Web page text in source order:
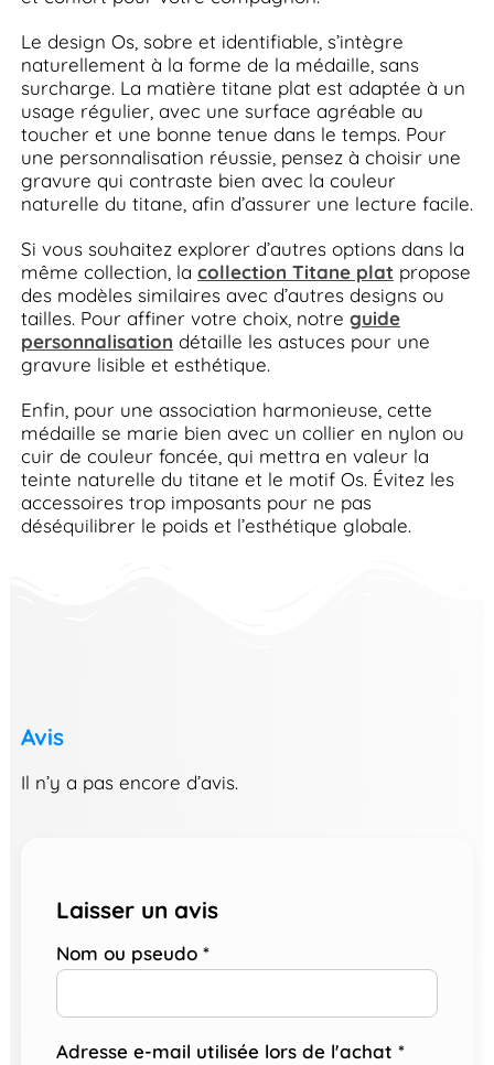
Le design Os, sobre et identifiable, s’intègre
naturellement à la forme de la médaille, sans
surcharge. La matière titane plat est adaptée à un
usage régulier, avec une surface agréable au
toucher et une bonne tenue dans le temps. Pour
une personnalisation réussie, pensez à choisir une
gravure qui contraste bien avec la couleur
naturelle du titane, afin d’assurer une lecture facile.
Si vous souhaitez explorer d’autres options dans la
même collection, la collection Titane plat propose
des modèles similaires avec d’autres designs ou
tailles. Pour affiner votre choix, notre guide
personnalisation détaille les astuces pour une
gravure lisible et esthétique.
Enfin, pour une association harmonieuse, cette
médaille se marie bien avec un collier en nylon ou
cuir de couleur foncée, qui mettra en valeur la
teinte naturelle du titane et le motif Os. Évitez les
accessoires trop imposants pour ne pas
déséquilibrer le poids et l’esthétique globale.
Avis
Il n’y a pas encore d’avis.
Laisser un avis
Nom ou pseudo *
Adresse e-mail utilisée lors de l'achat *